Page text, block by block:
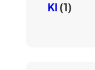
KI (1)